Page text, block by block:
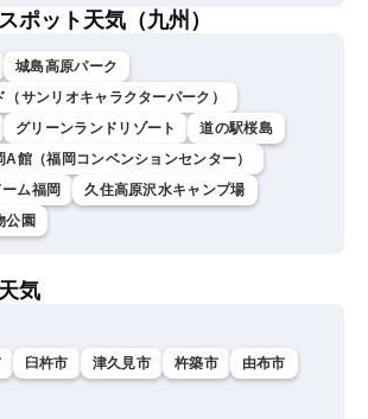
ポット天気（九州）
城島高原パーク
サンリオキャラクターパーク）
グリーンランドリゾート
道の駅桜島
館（福岡コンベンションセンター）
ム福岡
久住高原沢水キャンプ場
公園
気
臼杵市 津久見市 杵築市
由布市